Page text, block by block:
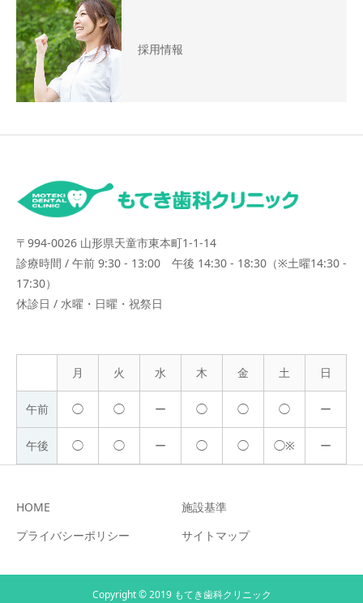
採用情報
〒994-0026 山形県天童市東本町1-1-14
診療時間 / 午前 9:30 - 13:00 午後 14:30 - 18:30（※土曜14:30 -
17:30）
休診日 / 水曜・日曜・祝祭日
月 火 水 木 金 土 日
午前 ◯ ◯ ー ◯ ◯ ◯ ー
午後 ◯ ◯ ー ◯ ◯ ◯※ ー
HOME
施設基準
プライバシーポリシー
サイトマップ
Copyright © 2019 もてき歯科クリニック